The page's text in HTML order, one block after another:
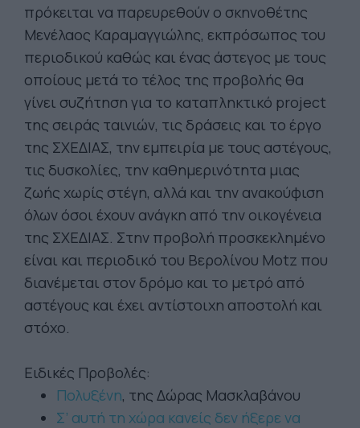
πρόκειται να παρευρεθούν o σκηνοθέτης
Μενέλαος Καραμαγγιώλης, εκπρόσωπος του
περιοδικού καθώς και ένας άστεγος με τους
οποίους μετά το τέλος της προβολής θα
γίνει συζήτηση για το καταπληκτικό project
της σειράς ταινιών, τις δράσεις και το έργο
της ΣΧΕΔΙΑΣ, την εμπειρία με τους αστέγους,
τις δυσκολίες, την καθημερινότητα μιας
ζωής χωρίς στέγη, αλλά και την ανακούφιση
όλων όσοι έχουν ανάγκη από την οικογένεια
της ΣΧΕΔΙΑΣ. Στην προβολή προσκεκλημένο
είναι και περιοδικό του Βερολίνου Motz που
διανέμεται στον δρόμο και το μετρό από
αστέγους και έχει αντίστοιχη αποστολή και
στόχο.
Ειδικές Προβολές:
Πολυξένη, της Δώρας Μασκλαβάνου
Σ’ αυτή τη χώρα κανείς δεν ήξερε να